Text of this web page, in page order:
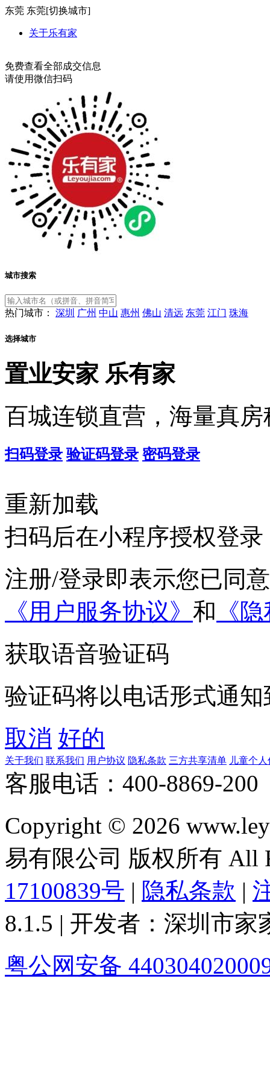
东莞 东莞[切换城市]
关于乐有家
免费查看全部成交信息
请使用微信扫码
城市搜索
热门城市： 深圳 广州 中山 惠州 佛山 清远 东莞 江门 珠海
选择城市
置业安家 乐有家
百城连锁直营，海量真房
扫码登录 验证码登录 密码登录
重新加载
扫码后在小程序授权登录
注册/登录即表示您已同
《用户服务协议》 和 《
获取语音验证码
验证码将以电话形式通
取消 好的
关于我们 联系我们 用户协议 隐私条款 三方共享清单 儿童个
客服电话：400-8869-200
Copyright © 2026
易有限公司 版权所有 All
17100839号 | 隐私条款 |
8.1.5 | 开发者：深圳市
粤公网安备